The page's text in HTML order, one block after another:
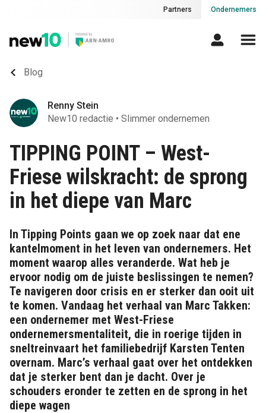
Partners Ondernemers
Blog
Renny Stein
New10 redactie • Slimmer ondernemen
TIPPING POINT – West-
Friese wilskracht: de sprong
in het diepe van Marc
In Tipping Points gaan we op zoek naar dat ene
kantelmoment in het leven van ondernemers. Het
moment waarop alles veranderde. Wat heb je
ervoor nodig om de juiste beslissingen te nemen?
Te navigeren door crisis en er sterker dan ooit uit
te komen. Vandaag het verhaal van Marc Takken:
een ondernemer met West-Friese
ondernemersmentaliteit, die in roerige tijden in
sneltreinvaart het familiebedrijf Karsten Tenten
overnam. Marc’s verhaal gaat over het ontdekken
dat je sterker bent dan je dacht. Over je
schouders eronder te zetten en de sprong in het
diepe wagen